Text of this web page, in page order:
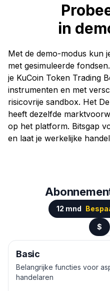
in
Met de demo-modus kun
met gesimuleerde
je KuCoin Token Trading
instrumenten en met
risicovrije sandbox. Het
heeft dezelfde
op het platform. Bitsgap
en laat je werkelijke
12 mnd
$
Basic
Belangrijke functies voor
handelaren